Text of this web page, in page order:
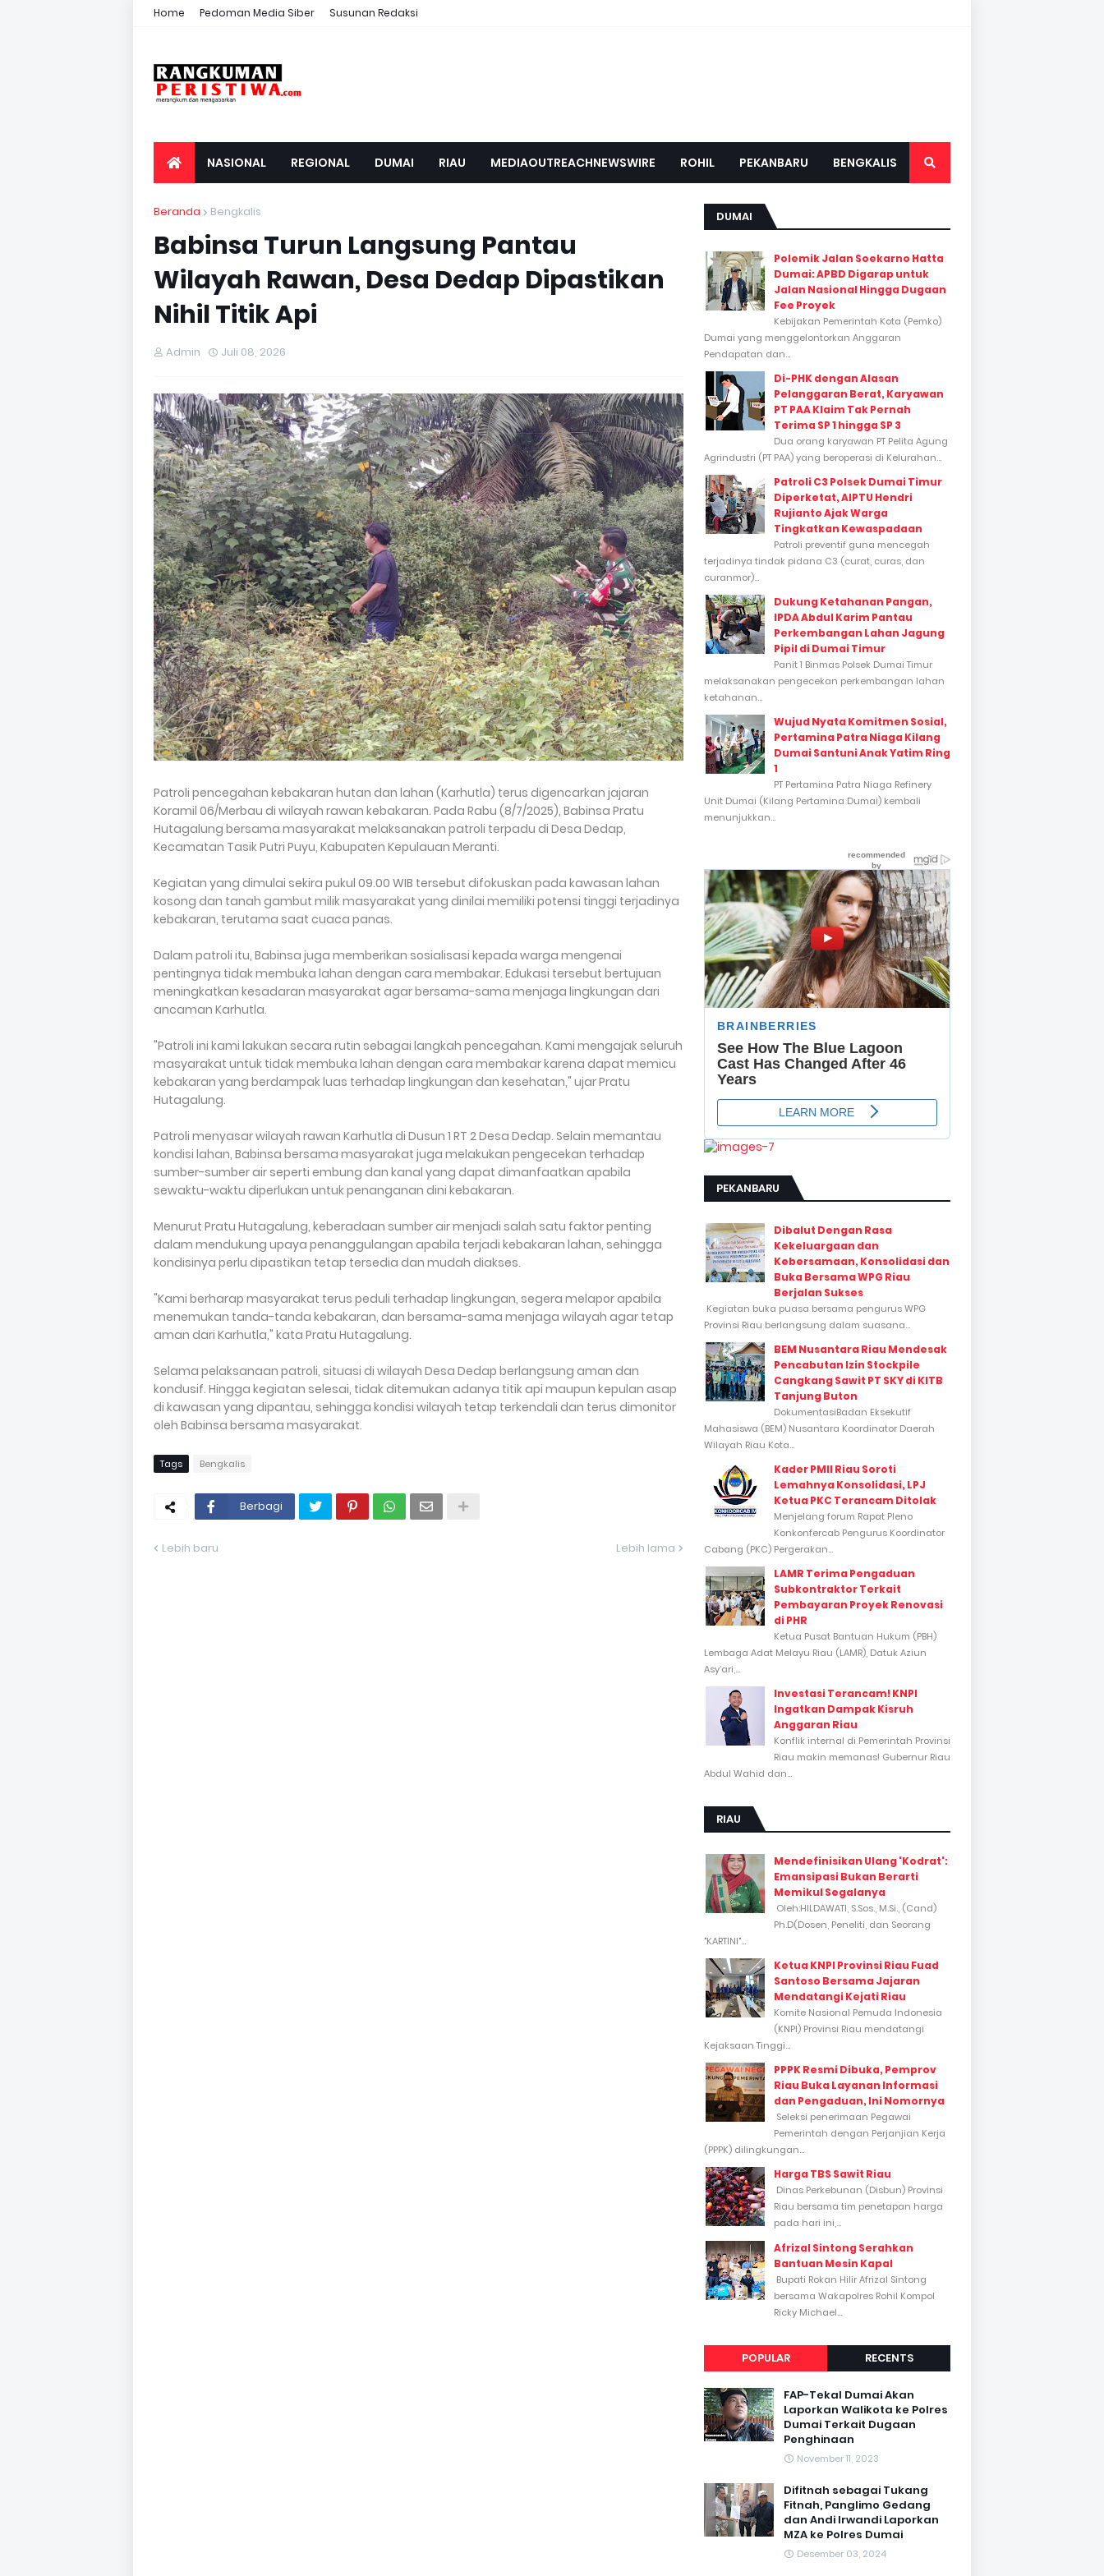
Home Pedoman Media Siber Susunan Redaksi
NASIONAL REGIONAL DUMAI RIAU MEDIAOUTREACHNEWSWIRE ROHIL PEKANBARU BENGKALIS
Beranda Bengkalis
Babinsa Turun Langsung Pantau
Wilayah Rawan, Desa Dedap Dipastikan
Nihil Titik Api
Admin Juli 08, 2026
Patroli pencegahan kebakaran hutan dan lahan (Karhutla) terus digencarkan jajaran
Koramil 06/Merbau di wilayah rawan kebakaran. Pada Rabu (8/7/2025), Babinsa Pratu
Hutagalung bersama masyarakat melaksanakan patroli terpadu di Desa Dedap,
Kecamatan Tasik Putri Puyu, Kabupaten Kepulauan Meranti.
Kegiatan yang dimulai sekira pukul 09.00 WIB tersebut difokuskan pada kawasan lahan
kosong dan tanah gambut milik masyarakat yang dinilai memiliki potensi tinggi terjadinya
kebakaran, terutama saat cuaca panas.
Dalam patroli itu, Babinsa juga memberikan sosialisasi kepada warga mengenai
pentingnya tidak membuka lahan dengan cara membakar. Edukasi tersebut bertujuan
meningkatkan kesadaran masyarakat agar bersama-sama menjaga lingkungan dari
ancaman Karhutla.
"Patroli ini kami lakukan secara rutin sebagai langkah pencegahan. Kami mengajak seluruh
masyarakat untuk tidak membuka lahan dengan cara membakar karena dapat memicu
kebakaran yang berdampak luas terhadap lingkungan dan kesehatan," ujar Pratu
Hutagalung.
Patroli menyasar wilayah rawan Karhutla di Dusun 1 RT 2 Desa Dedap. Selain memantau
kondisi lahan, Babinsa bersama masyarakat juga melakukan pengecekan terhadap
sumber-sumber air seperti embung dan kanal yang dapat dimanfaatkan apabila
sewaktu-waktu diperlukan untuk penanganan dini kebakaran.
Menurut Pratu Hutagalung, keberadaan sumber air menjadi salah satu faktor penting
dalam mendukung upaya penanggulangan apabila terjadi kebakaran lahan, sehingga
kondisinya perlu dipastikan tetap tersedia dan mudah diakses.
"Kami berharap masyarakat terus peduli terhadap lingkungan, segera melapor apabila
menemukan tanda-tanda kebakaran, dan bersama-sama menjaga wilayah agar tetap
aman dari Karhutla," kata Pratu Hutagalung.
Selama pelaksanaan patroli, situasi di wilayah Desa Dedap berlangsung aman dan
kondusif. Hingga kegiatan selesai, tidak ditemukan adanya titik api maupun kepulan asap
di kawasan yang dipantau, sehingga kondisi wilayah tetap terkendali dan terus dimonitor
oleh Babinsa bersama masyarakat.
Tags Bengkalis
Berbagi
Lebih baru Lebih lama
DUMAI
Polemik Jalan Soekarno Hatta
Dumai: APBD Digarap untuk
Jalan Nasional Hingga Dugaan
Fee Proyek
Kebijakan Pemerintah Kota (Pemko)
Dumai yang menggelontorkan Anggaran
Pendapatan dan...
Di-PHK dengan Alasan
Pelanggaran Berat, Karyawan
PT PAA Klaim Tak Pernah
Terima SP 1 hingga SP 3
Dua orang karyawan PT Pelita Agung
Agrindustri (PT PAA) yang beroperasi di Kelurahan...
Patroli C3 Polsek Dumai Timur
Diperketat, AIPTU Hendri
Rujianto Ajak Warga
Tingkatkan Kewaspadaan
Patroli preventif guna mencegah
terjadinya tindak pidana C3 (curat, curas, dan
curanmor)...
Dukung Ketahanan Pangan,
IPDA Abdul Karim Pantau
Perkembangan Lahan Jagung
Pipil di Dumai Timur
Panit 1 Binmas Polsek Dumai Timur
melaksanakan pengecekan perkembangan lahan
ketahanan...
Wujud Nyata Komitmen Sosial,
Pertamina Patra Niaga Kilang
Dumai Santuni Anak Yatim Ring
1
PT Pertamina Patra Niaga Refinery
Unit Dumai (Kilang Pertamina Dumai) kembali
menunjukkan...
PEKANBARU
Dibalut Dengan Rasa
Kekeluargaan dan
Kebersamaan, Konsolidasi dan
Buka Bersama WPG Riau
Berjalan Sukses
Kegiatan buka puasa bersama pengurus WPG
Provinsi Riau berlangsung dalam suasana...
BEM Nusantara Riau Mendesak
Pencabutan Izin Stockpile
Cangkang Sawit PT SKY di KITB
Tanjung Buton
DokumentasiBadan Eksekutif
Mahasiswa (BEM) Nusantara Koordinator Daerah
Wilayah Riau Kota...
Kader PMII Riau Soroti
Lemahnya Konsolidasi, LPJ
Ketua PKC Terancam Ditolak
Menjelang forum Rapat Pleno
Konkonfercab Pengurus Koordinator
Cabang (PKC) Pergerakan...
LAMR Terima Pengaduan
Subkontraktor Terkait
Pembayaran Proyek Renovasi
di PHR
Ketua Pusat Bantuan Hukum (PBH)
Lembaga Adat Melayu Riau (LAMR), Datuk Aziun
Asy’ari,...
Investasi Terancam! KNPI
Ingatkan Dampak Kisruh
Anggaran Riau
Konflik internal di Pemerintah Provinsi
Riau makin memanas! Gubernur Riau
Abdul Wahid dan...
RIAU
Mendefinisikan Ulang 'Kodrat':
Emansipasi Bukan Berarti
Memikul Segalanya
Oleh:HILDAWATI, S.Sos., M.Si., (Cand)
Ph.D(Dosen, Peneliti, dan Seorang
"KARTINI"...
Ketua KNPI Provinsi Riau Fuad
Santoso Bersama Jajaran
Mendatangi Kejati Riau
Komite Nasional Pemuda Indonesia
(KNPI) Provinsi Riau mendatangi
Kejaksaan Tinggi...
PPPK Resmi Dibuka, Pemprov
Riau Buka Layanan Informasi
dan Pengaduan, Ini Nomornya
Seleksi penerimaan Pegawai
Pemerintah dengan Perjanjian Kerja
(PPPK) dilingkungan...
Harga TBS Sawit Riau
Dinas Perkebunan (Disbun) Provinsi
Riau bersama tim penetapan harga
pada hari ini,...
Afrizal Sintong Serahkan
Bantuan Mesin Kapal
Bupati Rokan Hilir Afrizal Sintong
bersama Wakapolres Rohil Kompol
Ricky Michael...
POPULAR RECENTS
FAP-Tekal Dumai Akan
Laporkan Walikota ke Polres
Dumai Terkait Dugaan
Penghinaan
November 11, 2023
Difitnah sebagai Tukang
Fitnah, Panglimo Gedang
dan Andi Irwandi Laporkan
MZA ke Polres Dumai
Desember 03, 2024